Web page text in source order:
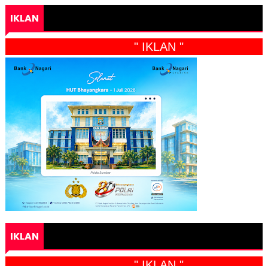
IKLAN
" IKLAN "
IKLAN